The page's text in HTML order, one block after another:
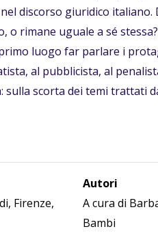
discorso giuridico italiano.
rimane uguale a sé
luogo far parlare i
al pubblicista, al
sulla scorta dei temi trattati
Firenze,
Autori
A cura di
Bambi